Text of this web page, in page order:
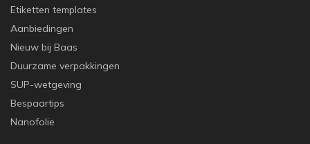
Etiketten templates
Aanbiedingen
Nieuw bij Baas
Duurzame verpakkingen
SUP-wetgeving
Bespaartips
Nanofolie